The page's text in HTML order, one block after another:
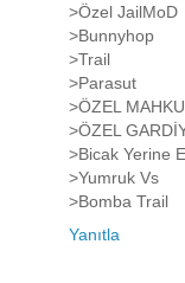
>Özel JailMoD
>Bunnyhop
>Trail
>Parasut
>ÖZEL
>ÖZEL
>Bicak Yerine
>Yumruk Vs
>Bomba Trail
Yanıtla